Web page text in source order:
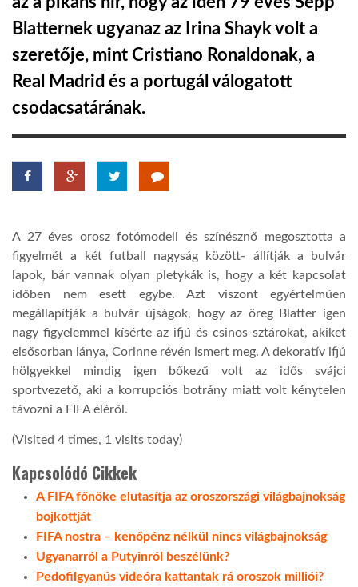
GLOBOZSARU
DOBRAVERO.HU
LATIMO.HU
GLOBOBOOK
Blatternek ugyanaz az Irina Shayk volt a
szeretője, mint Cristiano Ronaldonak, a
Real Madrid és a portugál válogatott
csodacsatárának.
A 27 éves orosz fotómodell és színésznő megosztotta a
figyelmét a két futball nagyság között- állítják a bulvár
lapok, bár vannak olyan pletykák is, hogy a két kapcsolat
időben nem esett egybe. Azt viszont egyértelműen
megállapítják a bulvár újságok, hogy az öreg Blatter igen
nagy figyelemmel kísérte az ifjú és csinos sztárokat, akiket
elsősorban lánya, Corinne révén ismert meg. A dekoratív ifjú
hölgyekkel mindig igen bőkezű volt az idős svájci
sportvezető, aki a korrupciós botrány miatt volt kénytelen
távozni a FIFA éléről.
(Visited 4 times, 1 visits today)
Kapcsolódó Cikkek
A FIFA főnöke elutasítja az oroszországi világbajnokság
bojkottját
FIFA nostra – kenőpénz nélkül nincs világbajnokság
Ugyanarról a Putyinról beszélünk?
Pedofilgyanús videóra kattantak rá oroszok milliói?